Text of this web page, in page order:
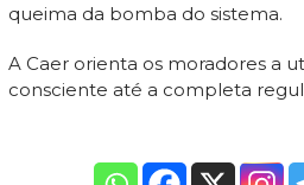
queima da bomba do sistema.
A Caer orienta os moradores a
consciente até a completa